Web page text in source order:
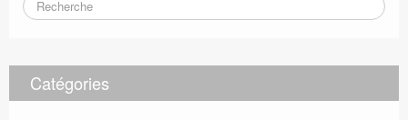
Catégories